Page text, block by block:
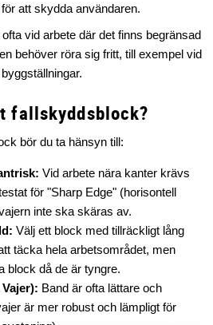
att skydda användaren.
vid arbete där det finns begränsad
behöver röra sig fritt, till exempel vid
fallskyddsblock?
bör du ta hänsyn till:
Vid arbete nära kanter krävs
för "Sharp Edge" (horisontell
inte ska skäras av.
Välj ett block med tillräckligt lång
täcka hela arbetsområdet, men
block då de är tyngre.
Band är ofta lättare och
är mer robust och lämpligt för